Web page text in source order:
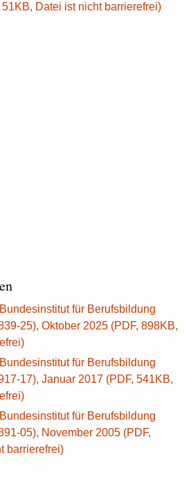
51KB, Datei ist nicht barrierefrei)
für Berufsbildung
25), Oktober 2025 (PDF, 898KB,
für Berufsbildung
17), Januar 2017 (PDF, 541KB,
für Berufsbildung
05), November 2005 (PDF,
barrierefrei)